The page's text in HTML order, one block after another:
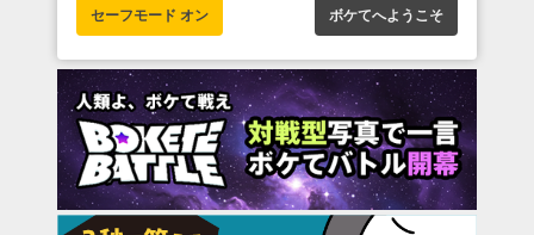
セーフモード オン ボケてへようこそ